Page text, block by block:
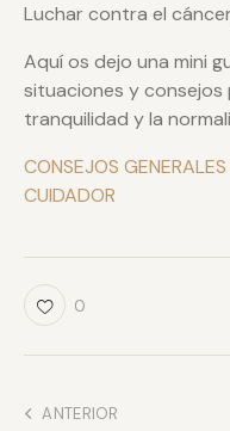
Luchar contra el
Aquí os dejo una mini
situaciones y
tranquilidad y la
CONSEJOS
CUIDADOR
0
ANTERIOR